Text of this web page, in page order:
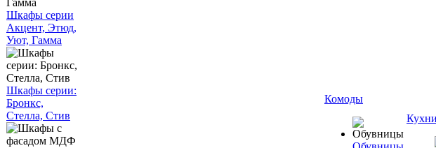
Шкафы серии
Акцент, Этюд,
Уют, Гамма
Шкафы серии:
Бронкс,
Стелла, Стив
Комоды